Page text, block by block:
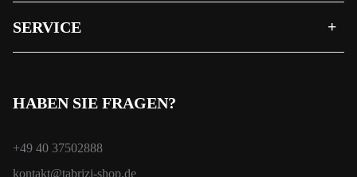
SERVICE
HABEN SIE FRAGEN?
+49 40 37502888
kontakt@tabrizi-shop.de